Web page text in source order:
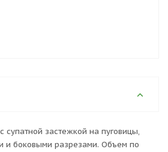
супатной застежкой на пуговицы,
и боковыми разрезами. Объем по